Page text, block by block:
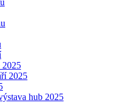
2025
2025
hub 2025